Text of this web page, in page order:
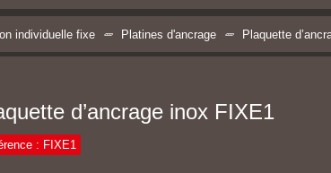
individuelle fixe Platines d'ancrage Plaquette
d’ancrage inox FIXE1
: FIXE1